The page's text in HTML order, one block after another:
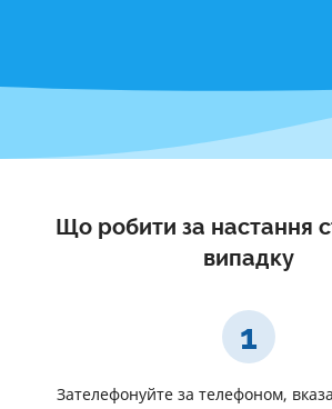
Що робити за настання
випадку
1
Зателефонуйте за телефоном,